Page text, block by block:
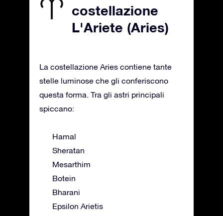
costellazione
L'Ariete (Aries)
La costellazione Aries contiene tante
stelle luminose che gli conferiscono
questa forma. Tra gli astri principali
spiccano:
Hamal
Sheratan
Mesarthim
Botein
Bharani
Epsilon Arietis